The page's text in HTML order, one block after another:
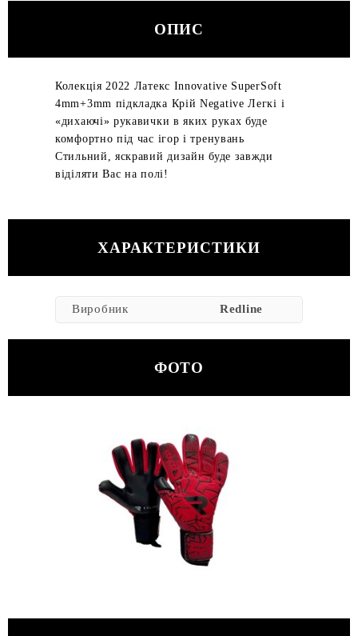
ОПИС
Колекція 2022 Латекс Innovative SuperSoft
4mm+3mm підкладка Крій Negative Легкі і
«дихаючі» рукавички в яких руках буде
комфортно під час ігор і тренувань
Стильний, яскравий дизайн буде завжди
віділяти Вас на полі!
ХАРАКТЕРИСТИКИ
Виробник Redline
ФОТО